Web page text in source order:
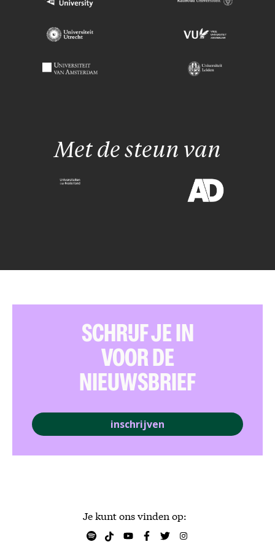
Met de steun van
Je kunt ons vinden op:
SCHRIJF JE IN
VOOR DE
NIEUWSBRIEF
inschrijven